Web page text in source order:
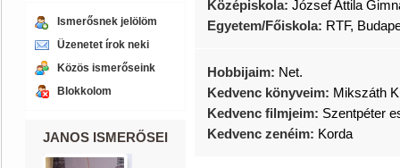
Ismerősnek jelölöm
Üzenetet írok neki
Közös ismerőseink
Blokkolom
JANOS ISMERŐSEI
Középiskola: József Attila
Egyetem/Főiskola: RTF,
Hobbijaim: Net.
Kedvenc könyveim: Mikszáth
Kedvenc filmjeim: Szentpéter
Kedvenc zenéim: Korda